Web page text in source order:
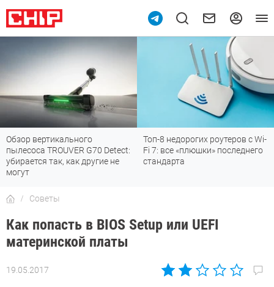
Обзор вертикального
пылесоса TROUVER G70 Detect:
убирается так, как другие не
могут
Топ-8 недорогих роутеров с Wi-
Fi 7: все «плюшки» последнего
стандарта
Советы
Как попасть в BIOS Setup или UEFI
материнской платы
19.05.2017
Автор: